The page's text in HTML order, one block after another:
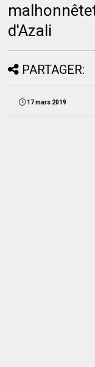
d'Azali
PARTAGER:
17 mars 2019